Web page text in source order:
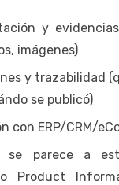
y
imágenes)
y trazabilidad
se publicó)
con ERP/CRM/
parece a
Product